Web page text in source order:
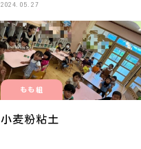
2024.05.27
もも組
小麦粉粘土